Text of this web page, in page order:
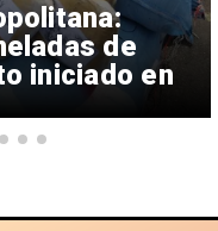
de
iniciado en